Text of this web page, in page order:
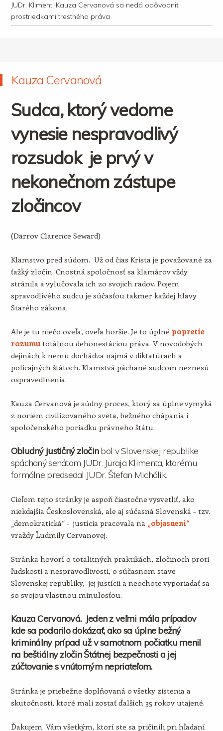
JUDr. Kliment: Kauza Cervanová sa nedá odôvodniť
prostriedkami trestného práva
Kauza Cervanová
Sudca, ktorý vedome
vynesie nespravodlivý
rozsudok je prvý v
nekonečnom zástupe
zločincov
(Darrov Clarence Seward)
Klamstvo pred súdom. Už od čias Krista je považované za
ťažký zločin. Cnostná spoločnosť sa klamárov vždy
stránila a vylučovala ich zo svojich radov. Pojem
spravodlivého sudcu je súčasťou takmer každej hlavy
Starého zákona.
Ale je tu niečo oveľa, oveľa horšie. Je to úplné popretie
rozumutotálnou dehonestáciou práva. V novodobých
dejinách k nemu dochádza najmä v diktatúrach a
policajných štátoch. Klamstvá páchané sudcom neznesú
ospravedlnenia.
Kauza Cervanová je súdny proces, ktorý sa úplne vymyká
z noriem civilizovaného sveta, bežného chápania i
spoločenského poriadku právneho štátu.
Obludný justičný zločinbol v Slovenskej republike
spáchaný senátom JUDr. Juraja Klimenta, ktorému
formálne predsedal JUDr. Štefan Michálik.
Cieľom tejto stránky je aspoň čiastočne vysvetliť, ako
niekdajšia Československá, ale aj súčasná Slovenská – tzv.
„demokratická“ - justícia pracovala na „objasnení“
vraždy Ľudmily Cervanovej.
Stránka hovorí o totalitných praktikách, zločinoch proti
ľudskosti a nespravodlivosti, o súčasnom stave
Slovenskej republiky, jej justícii a neochote vyporiadať sa
so svojou vlastnou minulosťou.
Kauza Cervanová. Jeden z veľmi mála prípadov
kde sa podarilo dokázať, ako sa úplne bežný
kriminálny prípad už v samotnom počiatku menil
na beštiálny zločin Štátnej bezpečnosti a jej
zúčtovanie s vnútorným nepriateľom.
Stránka je priebežne doplňovaná o všetky zistenia a
skutočnosti, ktoré mali zostať ďalších 35 rokov utajené.
Ďakujem. Vám všetkým, ktorí ste sa pričinili pri hľadaní